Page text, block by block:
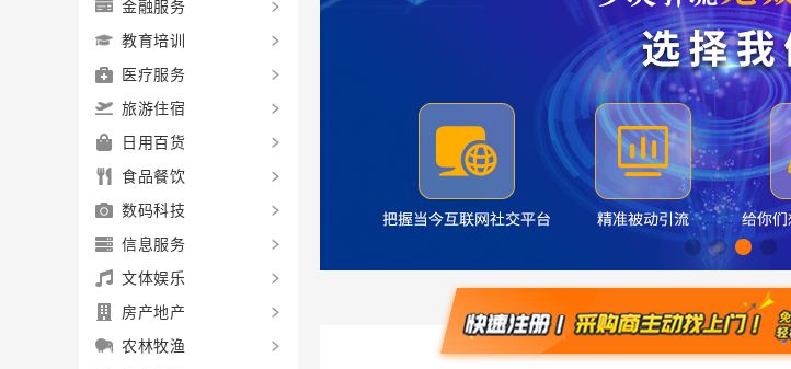
金融服务
教育培训
医疗服务
旅游住宿
日用百货
食品餐饮
数码科技
信息服务
文体娱乐
房产地产
农林牧渔